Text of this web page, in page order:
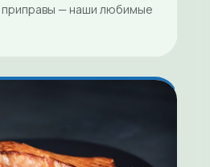
приправы — наши любимые